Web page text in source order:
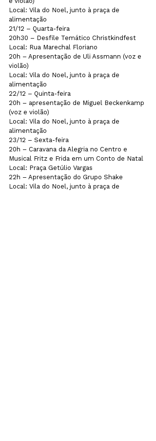
Local: Vila do Noel, junto à praça de
alimentação
21/12 – Quarta-feira
20h30 – Desfile Temático Christkindfest
Local: Rua Marechal Floriano
20h – Apresentação de Uli Assmann (voz e
violão)
Local: Vila do Noel, junto à praça de
alimentação
22/12 – Quinta-feira
20h – apresentação de Miguel Beckenkamp
(voz e violão)
Local: Vila do Noel, junto à praça de
alimentação
23/12 – Sexta-feira
20h – Caravana da Alegria no Centro e
Musical Fritz e Frida em um Conto de Natal
Local: Praça Getúlio Vargas
22h – Apresentação do Grupo Shake
Local: Vila do Noel, junto à praça de